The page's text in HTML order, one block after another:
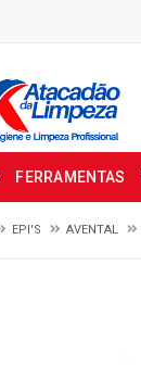
FERRAMENTAS
EPI'S AVENTAL